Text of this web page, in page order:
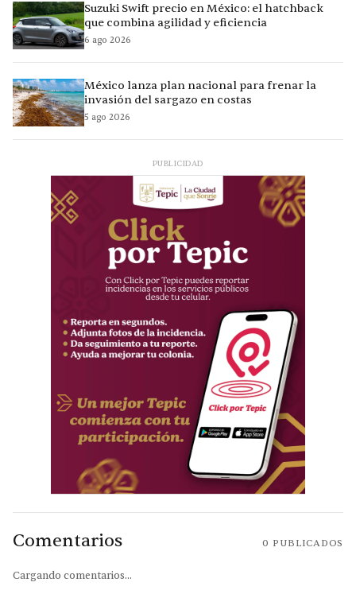
Suzuki Swift precio en México: el hatchback
que combina agilidad y eficiencia
6 ago 2026
México lanza plan nacional para frenar la
invasión del sargazo en costas
5 ago 2026
PUBLICIDAD
Comentarios 0 PUBLICADOS
Cargando comentarios...